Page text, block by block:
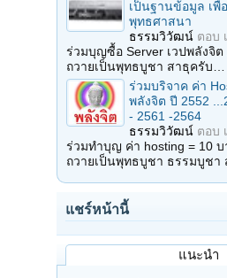
เป็นฐานข้อมูล เพื่
พุทธศาสนา
ธรรมวิวัฒน์ ตอบ
ร่วมบุญซื้อ Server เวปพลังจิต
ถวายเป็นพุทธบูชา สาธุครับ…
ร่วมบริจาค ค่า
พลังจิต ปี 2552
- 2561 -2564
ธรรมวิวัฒน์ ตอบ
ร่วมทำบุญ ค่า hosting = 10 บ
ถวายเป็นพุทธบูชา ธรรมบูช
แชร์หน้านี้
แนะนำ